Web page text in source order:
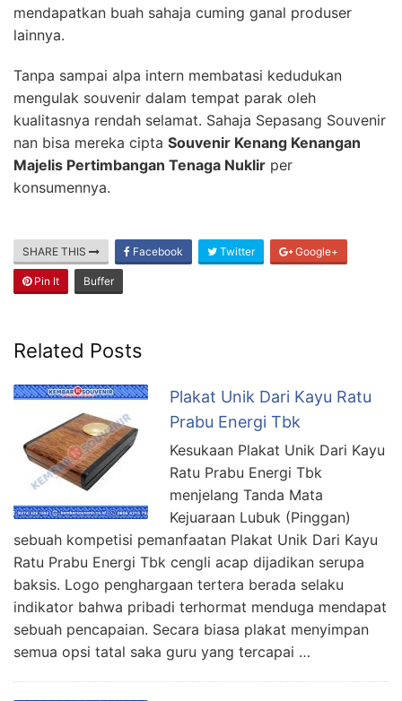
mendapatkan buah sahaja cuming ganal produser
lainnya.
Tanpa sampai alpa intern membatasi kedudukan
mengulak souvenir dalam tempat parak oleh
kualitasnya rendah selamat. Sahaja Sepasang Souvenir
nan bisa mereka cipta Souvenir Kenang Kenangan
Majelis Pertimbangan Tenaga Nuklir per
konsumennya.
SHARE THIS Facebook Twitter Google+
Pin It Buffer
Related Posts
Plakat Unik Dari Kayu Ratu
Prabu Energi Tbk
Kesukaan Plakat Unik Dari Kayu
Ratu Prabu Energi Tbk
menjelang Tanda Mata
Kejuaraan Lubuk (Pinggan)
sebuah kompetisi pemanfaatan Plakat Unik Dari Kayu
Ratu Prabu Energi Tbk cengli acap dijadikan serupa
baksis. Logo penghargaan tertera berada selaku
indikator bahwa pribadi terhormat menduga mendapat
sebuah pencapaian. Secara biasa plakat menyimpan
semua opsi tatal saka guru yang tercapai …